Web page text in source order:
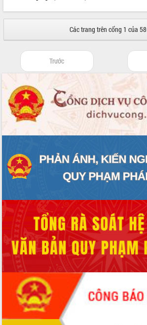
Diễn đàn Kinh tế tư nhân Việt Nam đột
phá cơ chế - Hợp tác công tư
Đề án 06 tạo bước ngoặt đột phá trong
cải cách hành chính tỉnh Đắk Lắk
Kết nối tour, đẩy mạnh chuyển đổi số
để phát triển du lịch Đắk Lắk
Khởi động Dự án Đầu tư xây dựng hạ
tầng kỹ thuật Cụm công nghiệp Tân
Tiến
Gặp mặt các cơ quan báo chí nhân Kỷ
niệm 101 năm Ngày Báo chí Cách
mạng Việt Nam
hiện Đề án 06 của Chính phủ
Họp báo thông tin về Hội nghị Công bố
Quy hoạch và Xúc tiến đầu tư tỉnh Đắk
Khơi thông điểm nghẽn, đẩy nhanh
giải ngân vốn khắc phục thiên tai
HĐND tỉnh thông qua điều chỉnh Quy
hoạch tỉnh thời kỳ 2021-2030
Hội thảo góp ý hồ sơ điều chỉnh quy
hoạch tỉnh Đắk Lắk thời kỳ 2021-2030,
tầm nhìn đến năm 2050
Nâng cao hiệu quả hoạt động của các
doanh nghiệp nhà nước
Hội nghị triển khai kết nối mạng
truyền số liệu chuyên dùng phục vụ cơ
quan Đảng, Nhà nước
Các trang trên cổng 1 của 58
Trước